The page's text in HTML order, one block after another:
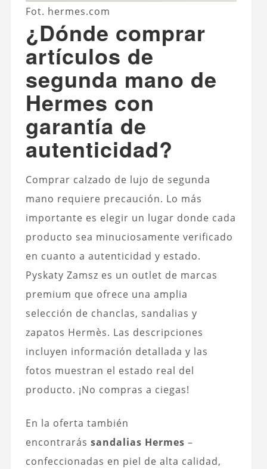
Fot. hermes.com
¿Dónde comprar
artículos de
segunda mano de
Hermes con
garantía de
autenticidad?
Comprar calzado de lujo de segunda
mano requiere precaución. Lo más
importante es elegir un lugar donde cada
producto sea minuciosamente verificado
en cuanto a autenticidad y estado.
Pyskaty Zamsz es un outlet de marcas
premium que ofrece una amplia
selección de chanclas, sandalias y
zapatos Hermès. Las descripciones
incluyen información detallada y las
fotos muestran el estado real del
producto. ¡No compras a ciegas!
En la oferta también
encontrarás sandalias Hermes –
confeccionadas en piel de alta calidad,